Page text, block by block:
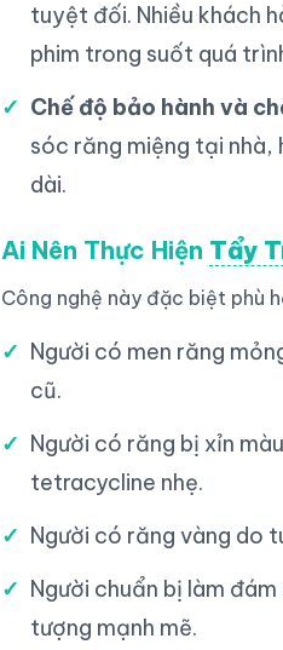
tuyệt đối. Nhiều khách
phim trong suốt quá
Chế độ bảo hành và
sóc răng miệng tại nhà,
dài.
Ai Nên Thực Hiện Tẩy
Công nghệ này đặc biệt phù
Người có men răng
cũ.
Người có răng bị xỉn
tetracycline nhẹ.
Người có răng vàng do
Người chuẩn bị làm
tượng mạnh mẽ.